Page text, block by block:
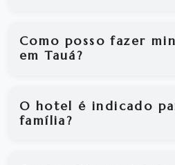
Como posso fazer
em Tauá?
O hotel é indicado
família?